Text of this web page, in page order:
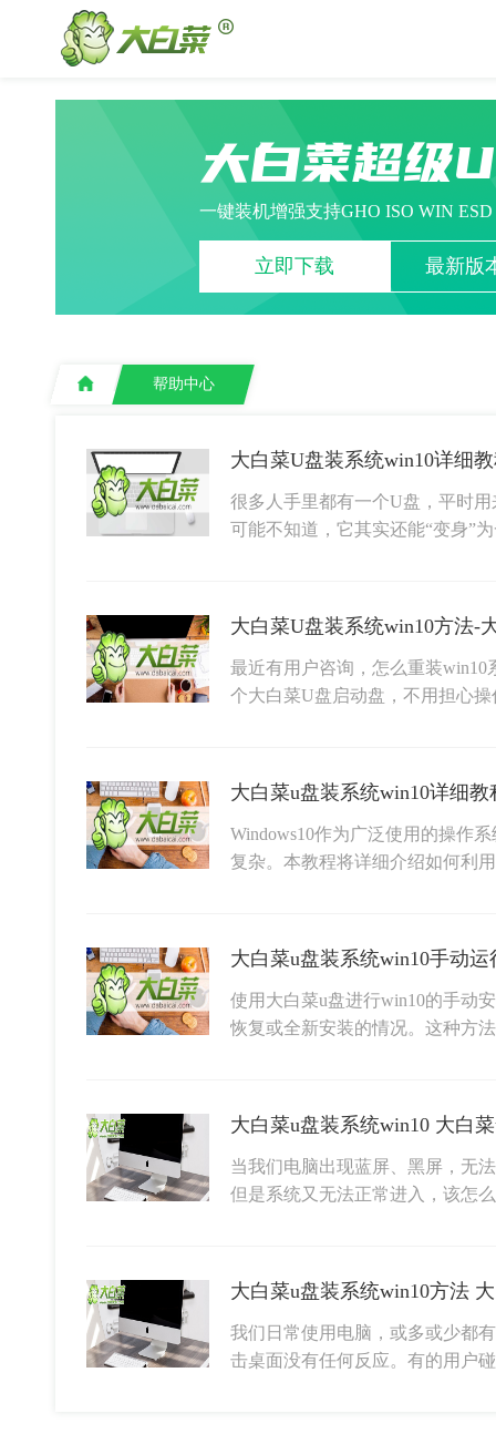
大白菜超级
一键装机增强支持GHO ISO WIN
立即下载 最新版
帮助中心
大白菜U盘装系统win10详细
很多人手里都有一个U盘，平时
可能不知道，它其实还能“变身”
最近有用户咨询，怎么重装
个大白菜U盘启动盘，不用担心
大白菜u盘装系统win10详细
Windows10作为广泛使用的操作
复杂。本教程将详细介绍如何利
使用大白菜u盘进行win10的手动
恢复或全新安装的情况。这种方
大白菜u盘装系统win10 大白
当我们电脑出现蓝屏、黑屏，无
但是系统又无法正常进入，该怎
大白菜u盘装系统win10方法
我们日常使用电脑，或多或少都
击桌面没有任何反应。有的用户